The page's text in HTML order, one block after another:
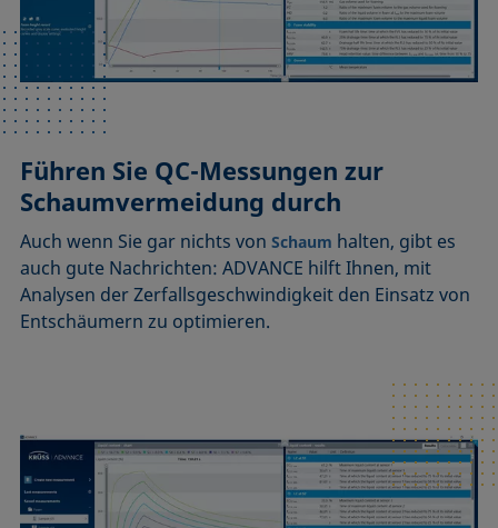
Führen Sie QC-Messungen zur
Schaumvermeidung durch
Auch wenn Sie gar nichts vonSchaum halten, gibt es
auch gute Nachrichten: ADVANCE hilft Ihnen, mit
Analysen der Zerfallsgeschwindigkeit den Einsatz von
Entschäumern zu optimieren.